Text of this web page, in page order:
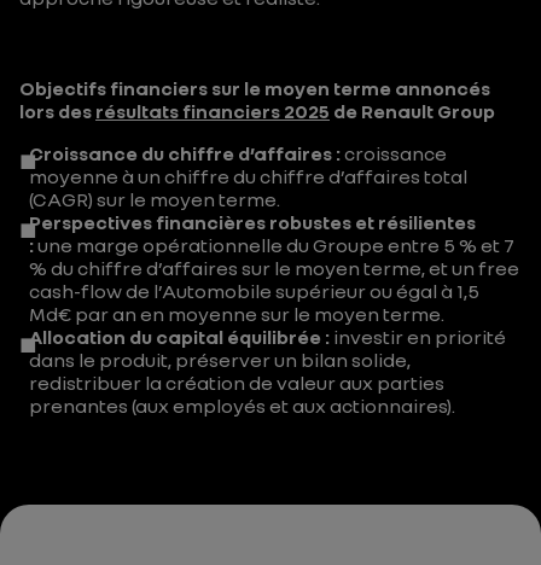
Objectifs financiers sur le moyen terme annoncés
lors des résultats financiers 2025 de Renault Group
Croissance du chiffre d’affaires :croissance
moyenne à un chiffre du chiffre d’affaires total
(CAGR) sur le moyen terme.
Perspectives financières robustes et résilientes
:une marge opérationnelle du Groupe entre 5 % et 7
% du chiffre d’affaires sur le moyen terme, et un free
cash-flow de l’Automobile supérieur ou égal à 1,5
Md€ par an en moyenne sur le moyen terme.
Allocation du capital équilibrée : investir en priorité
dans le produit, préserver un bilan solide,
redistribuer la création de valeur aux parties
prenantes (aux employés et aux actionnaires).